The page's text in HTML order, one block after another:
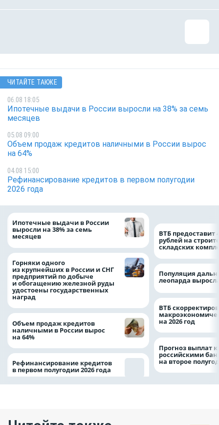
ЧИТАЙТЕ ТАКЖЕ
06.08 18:05
Ипотечные выдачи в России выросли на 38% за семь
месяцев
05.08 09:00
Объем продаж кредитов наличными в России вырос
на 64%
04.08 15:00
Рефинансирование кредитов в первом полугодии
2026 года
Ипотечные выдачи в России
выросли на 38% за семь
месяцев
Горняки одного
из крупнейших в России и СНГ
предприятий по добыче
и обогащению железной руды
удостоены государственных
наград
Объем продаж кредитов
наличными в России вырос
на 64%
Рефинансирование кредитов
в первом полугодии 2026 года
ВТБ предоставит
рублей на
складских
Популяция
леопарда
ВТБ
на 2026 год
Прогноз выплат
российскими
на второе